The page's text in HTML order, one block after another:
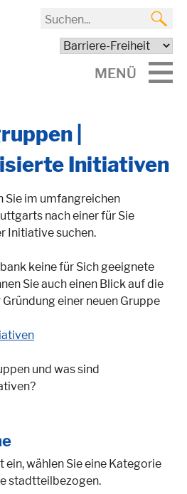
MENÜ
|
Initiativen
Sie im umfangreichen
nach einer für Sie
Initiative suchen.
keine für Sich geeignete
Sie auch einen Blick auf die
einer neuen Gruppe
und was sind
ein, wählen Sie eine Kategorie
stadtteilbezogen.